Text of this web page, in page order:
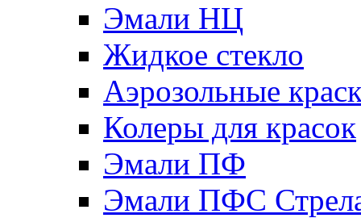
Эмали НЦ
Жидкое стекло
Аэрозольные
Колеры для красок
Эмали ПФ
Эмали ПФС